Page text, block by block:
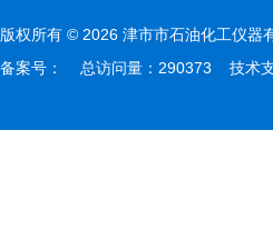
版权所有 © 2026 津市市石油化工仪
备案号：
总访问量：290373 技术支